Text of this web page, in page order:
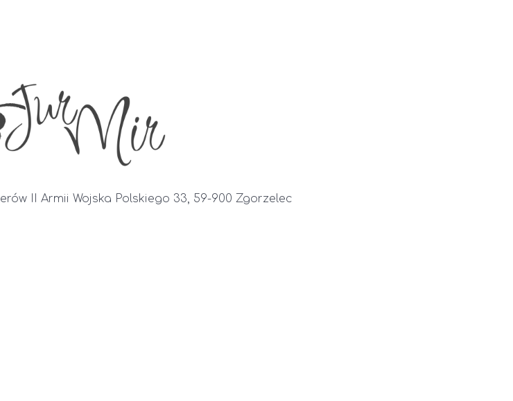
II Armii Wojska Polskiego 33, 59-900 Zgorzelec